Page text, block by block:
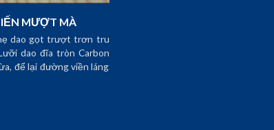
MƯỢT MÀ
dao gọt trượt trơn tru
dao đĩa tròn Carbon
để lại đường viền láng